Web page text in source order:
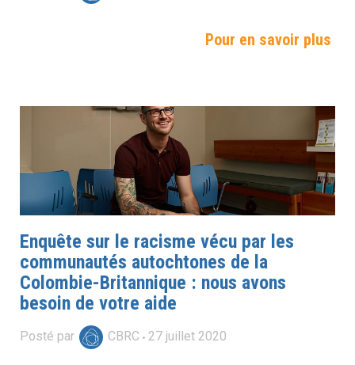
Pour en savoir plus
Enquête sur le racisme vécu par les
communautés autochtones de la
Colombie-Britannique : nous avons
besoin de votre aide
Posté par CBRC 27 juillet 2020